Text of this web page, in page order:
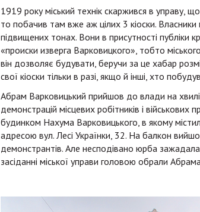
1919 року міський технік скаржився в управу,
то побачив там вже аж цілих 3 кіоски.
підвищених тонах. Вони в присутності публіки
«происки изверга Варковицкого», тобто
він дозволяє будувати, беручи за це хабар
свої кіоски тільки в разі, якщо й інші, хто
Абрам Варковицький прийшов до влади на
демонстрацій місцевих робітників і
будинком Нахума Варковицького, в якому
адресою вул. Лесі Українки, 32. На балкон
демонстрантів. Але несподівано юрба
засіданні міської управи головою обрали